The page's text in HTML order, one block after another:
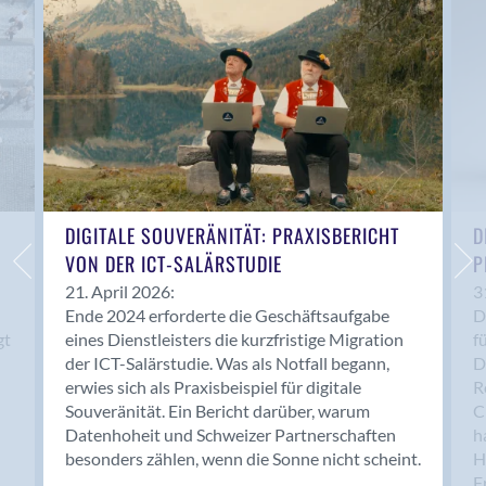
Anwil
Appenzell
Au SG
Baar
Baden
Balsthal
Balzers
Basel
Bassersdorf
Belp
Bendern
Benken (SG)
Bergdietikon
Berlin
Bern
Bern - Liebefeld
DIGITALE SOUVERÄNITÄT: PRAXISBERICHT
VON DER ICT-SALÄRSTUDIE
21. April 2026:
Ende 2024 erforderte die Geschäftsaufgabe
eines Dienstleisters die kurzfristige Migration
der ICT-Salärstudie. Was als Notfall begann,
erwies sich als Praxisbeispiel für digitale
Souveränität. Ein Bericht darüber, warum
Datenhoheit und Schweizer Partnerschaften
besonders zählen, wenn die Sonne nicht scheint.